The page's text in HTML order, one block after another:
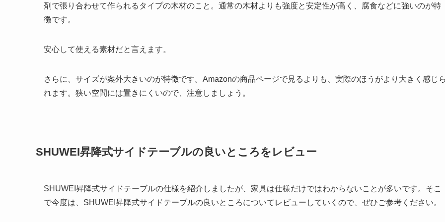
剤で張り合わせて作られるタイプの木材のこと。通常の木材よりも強度と安定性が高く、腐食などに強いのが特
徴です。
安心して使える素材だと言えます。
さらに、サイズが案外大きいのが特徴です。Amazonの商品ページで見るよりも、実際のほうがより大きく感じ
れます。狭い空間には置きにくいので、注意しましょう。
SHUWEI昇降式サイドテーブルの良いところをレビュー
SHUWEI昇降式サイドテーブルの仕様を紹介しましたが、家具は仕様だけではわからないことが多いです。そこ
で今度は、SHUWEI昇降式サイドテーブルの良いところについてレビューしていくので、ぜひご参考ください。